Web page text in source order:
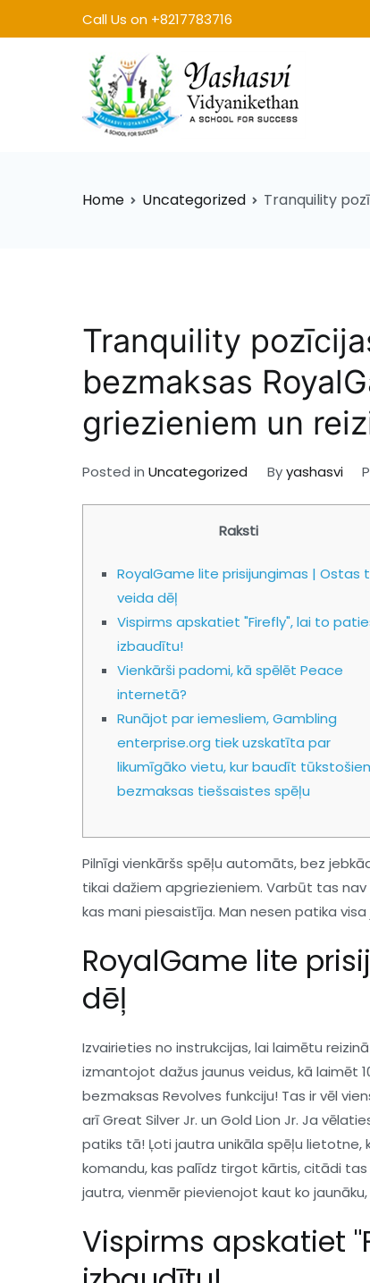
to
Call Us on +8217783716
Home Uncategorized Tranquility
Tranquility
bezmaksas
griezieniem un
Posted in Uncategorized Byyashasvi
Raksti
RoyalGame lite prisijungimas | Ostas
veida dēļ
Vispirms apskatiet "Firefly", lai to
izbaudītu!
Vienkārši padomi, kā spēlēt Peace
internetā?
Runājot par iemesliem, Gambling
enterprise.org tiek uzskatīta par
likumīgāko vietu, kur baudīt
bezmaksas tiešsaistes spēļu
Pilnīgi vienkāršs spēļu automāts, bez
tikai dažiem apgriezieniem. Varbūt tas
kas mani piesaistīja. Man nesen patika
RoyalGame lite
dēļ
Izvairieties no instrukcijas, lai laimētu
izmantojot dažus jaunus veidus, kā laimēt
bezmaksas Revolves funkciju! Tas ir vēl
arī Great Silver Jr. un Gold Lion Jr. Ja
patiks tā! Ļoti jautra unikāla spēļu
komandu, kas palīdz tirgot kārtis, citādi
jautra, vienmēr pievienojot kaut ko
Vispirms apskatiet